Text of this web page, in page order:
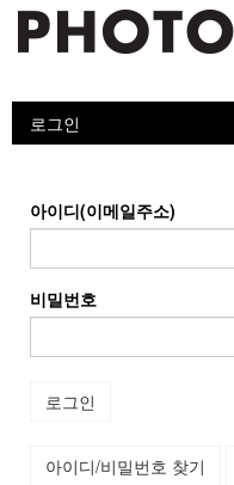
로그인
아이디(이메일주소)
비밀번호
로그인
아이디/비밀번호 찾기